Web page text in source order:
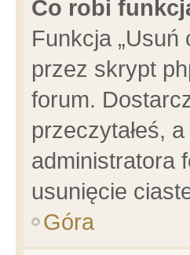
Co robi
Funkcja
przez skrypt
forum.
przeczytałeś,
administratora
usunięcie
Góra